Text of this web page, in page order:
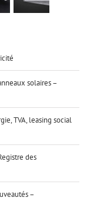
solaires –
TVA, leasing social
des
–